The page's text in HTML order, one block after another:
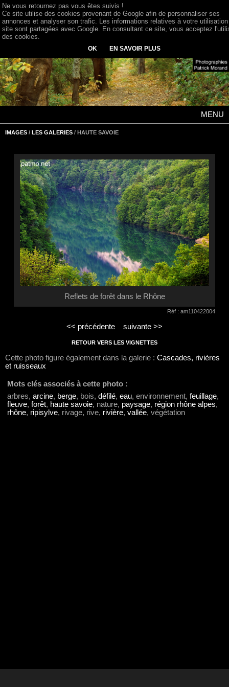
MENU
IMAGES / LES GALERIES / HAUTE SAVOIE
Reflets de forêt dans le Rhône
Réf : am110422004
<< précédente suivante >>
RETOUR VERS LES VIGNETTES
Cette photo figure également dans la galerie : Cascades, rivières
et ruisseaux
Mots clés associés à cette photo :
arbres, arcine, berge, bois, défilé, eau, environnement, feuillage,
fleuve, forêt, haute savoie, nature, paysage, région rhône alpes,
rhône, ripisylve, rivage, rive, rivière, vallée, végétation
Ne vous retournez pas vous êtes suivis !
Ce site utilise des cookies provenant de Google afin de personnaliser ses
annonces et analyser son trafic. Les informations relatives à votre
site sont partagées avec Google. En consultant ce site, vous acceptez
des cookies.
OK EN SAVOIR PLUS